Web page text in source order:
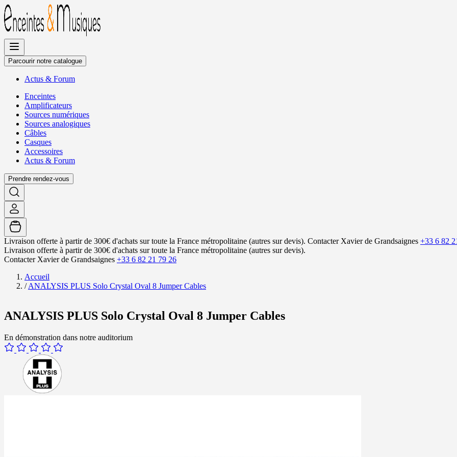
Allez
au
contenu
Parcourir notre catalogue
Actus & Forum
Enceintes
Amplificateurs
Sources numériques
Sources analogiques
Câbles
Casques
Accessoires
Actus & Forum
Prendre rendez-vous
Livraison offerte à partir de 300€ d'achats sur toute la France métropolitaine (autres sur devis). Contacter Xavier de Grandsaignes +33 6 82
Livraison offerte à partir de 300€ d'achats sur toute la France métropolitaine (autres sur devis).
Contacter Xavier de Grandsaignes +33 6 82 21 79 26
Accueil
/ ANALYSIS PLUS Solo Crystal Oval 8 Jumper Cables
ANALYSIS PLUS Solo Crystal Oval 8 Jumper Cables
En démonstration dans notre auditorium